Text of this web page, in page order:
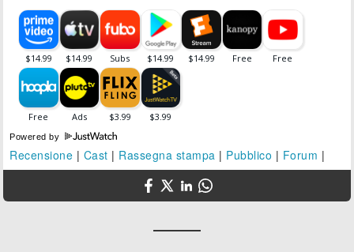
Powered by
Recensione | Cast | Rassegna stampa | Pubblico | Forum |